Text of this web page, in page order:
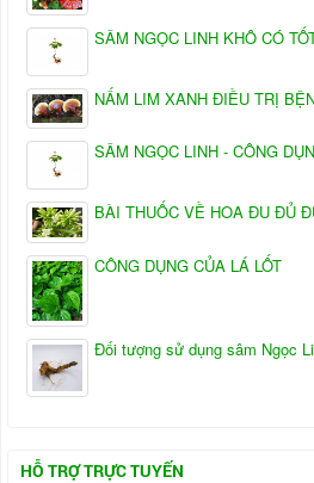
SÂM NGỌC LINH KHÔ CÓ
NẤM LIM XANH ĐIỀU TRỊ
SÂM NGỌC LINH - CÔNG
BÀI THUỐC VỀ HOA ĐU ĐỦ
CÔNG DỤNG CỦA LÁ LỐT
Đối tượng sử dụng sâm Ngọc
HỖ TRỢ TRỰC TUYẾN